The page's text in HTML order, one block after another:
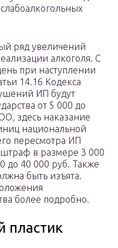
ряд увеличений
алкоголя. С
при наступлении
14.16 Кодекса
ИП будут
от 5 000 до
здесь наказание
национальной
пересмотра ИП
в размере 3 000
до 40 000 руб. Также
быть изъята.
более подробно.
пластик